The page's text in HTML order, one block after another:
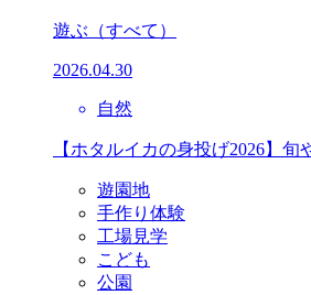
遊ぶ （すべて）
2026.04.30
自然
【ホタルイカの身投げ2026】
遊園地
手作り体験
工場見学
こども
公園